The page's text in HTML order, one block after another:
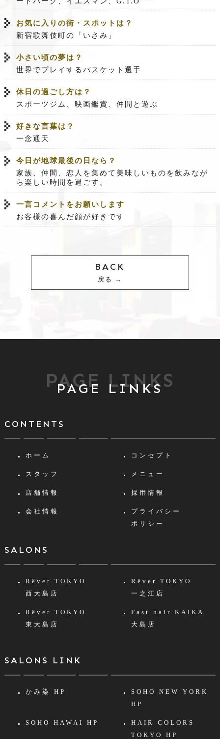
お気に入りの街・スポットは？
新宿歌舞伎町の「いさみ」
小さい頃の夢は？
世界でプレイするバスケット選手
休日の過ごし方は？
スポーツジム、映画鑑賞、仲間と遊ぶ
好きな言葉は？
一念通天
今日が地球最後の日なら？
家族、仲間、恋人を集めて美味しいものを飲みなが
ら楽しい時間を過ごす。
一言コメントをお願いします
お客様の喜んだ顔が好きです
BACK
戻る →
PAGE LINKS
PAGE LINKS
CONTENTS
ホーム コンセプト
スタッフ メニュー
店舗情報 採用情報
会社情報
プライバシー
ポリシー
SALONS
Rêver TOKYO
西大島店
Rêver TOKYO
一之江店
Rêver TOKYO
東大島店
Fast hair KAIKA
大島店
SALONS LINK
かみ染 HP
SOHO NEW YORK
HP
SOHO HAWAI HP
HAIR COLORS
TOKYO HP